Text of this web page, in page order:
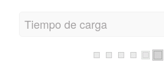
Tiempo de carga